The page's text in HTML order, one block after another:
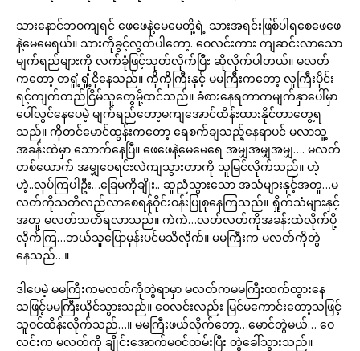
သားနောင်ဘဝကျရင် ဖေဖေနဲ့မေမေတို့ရဲ့ သားအရင်းဖြစ်ပါရစေဖေဖေ
နဲ့မေမေရယ်။ သားကိုခွင့်လွတ်ပါတော့. ဝေလင်းကား ကျဆင်းလာသော
မျက်ရည်များကို လက်ခုံဖြင့်သုတ်လိုက်ပြီး ဆိုလိုက်ပါတယ်။ မလတ်
ကတော့ တရှုံ့ရှုံ့ငိုနေသည်။ ကိုကိုကြီးနှင့် မမကြီးကတော့ လူကြီးပိုင်း
ရင့်ကျက်တည်ငြိမ်သူတွေမို့ထင်သည်။ ခံစားနေရတာကမျက်နှာပေါ်မှာ
ပေါ်လွင်နေပေမဲ့ မျက်ရည်တော့မကျအောင်ထိန်းထားနိုင်တာတွေ့ရ
သည်။ ကိုတင်မောင်ထွန်းကတော့ ရေစက်ချသည့်နေရာပင် မလာသူ့
အခန်းထဲမှာ သောက်နေပြီ။ ဖေဖေနဲ့မေမေရေ အမျှအမျှအမျှ…. မလတ်
တစ်ယောက် အမျှဝေရင်းလဲကျသွားတာကို သူမြင်လိုက်သည်။ ဟဲ့
ဟဲ့..လုပ်ကြပါဦး…ခြေမကိုချိုး.. ဆူညံသွားသော အသံများနှင့်အတူ…မ
လတ်ကိုသတိလည်လာစေရန်ဝိုင်းဝန်းပြုစုနေကြသည်။ ရှိုက်သံများနှင့်
အတူ မလတ်သတိရလာသည်။ ကဲကဲ…လတ်လတ်ကိုအခန်းထဲလိုက်ပို့
လိုက်ကြ…ဘယ်သူပြောမှန်းပင်မသိလိုက်။ မမကြီးက မလတ်ကိုတွဲ
နေသည်…။
ဒါပေမဲ့ မမကြီးကမလတ်ကိုတွဲရာမှာ မလတ်ကမမကြီးထက်ထွားနေ
သဖြင့်မမကြီးယိုင်သွားသည်။ ဝေလင်းလည်း မြင်မကောင်းတော့သဖြင့်
သူဝင်ထိန်းလိုက်သည်…။ မမကြီးဖယ်လိုက်တော့…မောင်တွဲမယ်… ဝေ
လင်းက မလတ်ကို ချိုင်းအောက်မဝင်ထမ်းပြီး တွဲခေါ်သွားသည်။